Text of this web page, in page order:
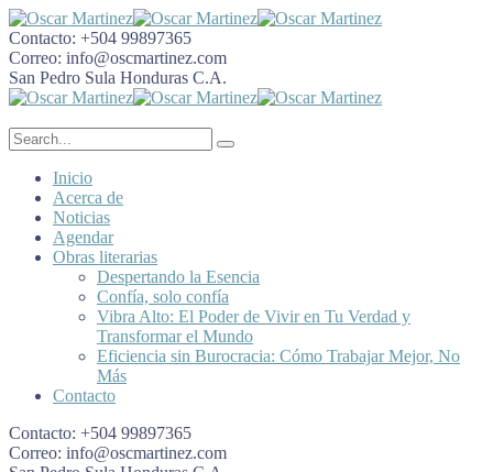
Contacto: +504 99897365
Correo: info@oscmartinez.com
San Pedro Sula Honduras C.A.
Inicio
Acerca de
Noticias
Agendar
Obras literarias
Despertando la Esencia
Confía, solo confía
Vibra Alto: El Poder de Vivir en Tu Verdad y
Transformar el Mundo
Eficiencia sin Burocracia: Cómo Trabajar Mejor, No
Más
Contacto
Contacto: +504 99897365
Correo: info@oscmartinez.com